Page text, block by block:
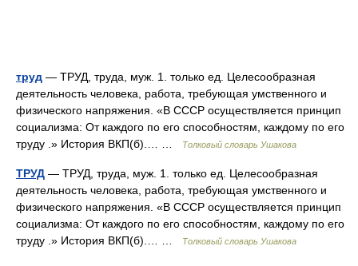
труд — ТРУД, труда, муж. 1. только ед. Целесообразная
деятельность человека, работа, требующая умственного и
физического напряжения. «В СССР осуществляется принцип
социализма: От каждого по его способностям, каждому по его
труду .» История ВКП(б).… …
Толковый словарь Ушакова
ТРУД — ТРУД, труда, муж. 1. только ед. Целесообразная
деятельность человека, работа, требующая умственного и
физического напряжения. «В СССР осуществляется принцип
социализма: От каждого по его способностям, каждому по его
труду .» История ВКП(б).… …
Толковый словарь Ушакова